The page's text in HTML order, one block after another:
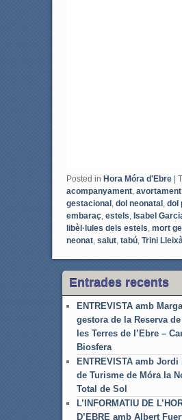
Posted in Hora Móra d'Ebre
acompanyament, avortament
gestacional , dol neonatal , dol
embaraç, estels, Isabel
libèl·lules dels estels, mort
neonat, salut, tabú, Trini
Entrades recents
ENTREVISTA amb
gestora de la Reserva
les Terres de l’Ebre –
Biosfera
ENTREVISTA amb
de Turisme de Móra la
Total de Sol
L’INFORMATIU DE
D’EBRE amb Albert